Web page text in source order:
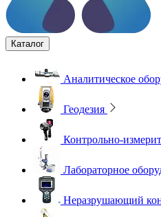
Каталог
Аналитическое
Геодезия
Контрольно-
Лабораторное
Неразрушающий